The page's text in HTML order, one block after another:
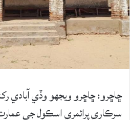
ڇاڇرو: ڇاڇرو ويجهو وڏي آبادي
سرڪاري پرائمري اسڪول جي